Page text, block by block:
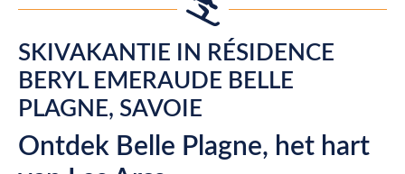
SKIVAKANTIE IN RÉSIDENCE
BERYL EMERAUDE BELLE
PLAGNE, SAVOIE
Ontdek Belle Plagne, het hart